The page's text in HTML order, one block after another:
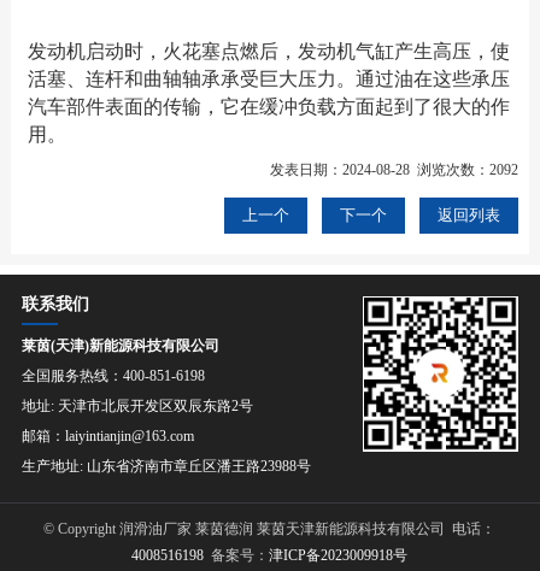
发动机启动时，火花塞点燃后，发动机气缸产生高压，使
活塞、连杆和曲轴轴承承受巨大压力。通过油在这些承压
汽车部件表面的传输，它在缓冲负载方面起到了很大的作
用。
发表日期：2024-08-28 浏览次数：2092
上一个 下一个 返回列表
联系我们
莱茵(天津)新能源科技有限公司
全国服务热线：400-851-6198
地址: 天津市北辰开发区双辰东路2号
邮箱：laiyintianjin@163.com
生产地址: 山东省济南市章丘区潘王路23988号
© Copyright 润滑油厂家 莱茵德润 莱茵天津新能源科技有限公司 电话：
4008516198 备案号：津ICP备2023009918号